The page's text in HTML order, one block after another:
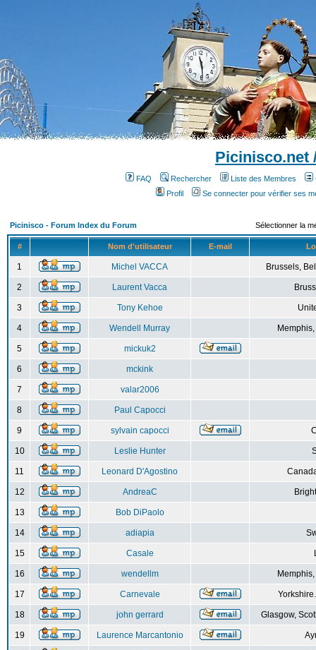
Picinisco.net
FAQ Rechercher Liste des Membres
Profil
Se connecter pour vérifier ses
Picinisco - Forum Index du Forum Sélectionner la
# Nom d'utilisateur E-mail
1 Michel VACCA Brussels,
2 Laurent Vacca
3 Tony Kehoe
4 Wendell Murray
5 mickuk2
6 mckink
7 valar2006
8 Paul Capocci
9 sylvain capocci
10 Leslie Hunter
11 Leonard D'Agostino
12 AndreaC
13 Bob DiPaolo
14 adiapia
15 Casale
16 wendellm
17 Carnevale
18 john gerrard Glasgow,
19 Laurence Marcantonio